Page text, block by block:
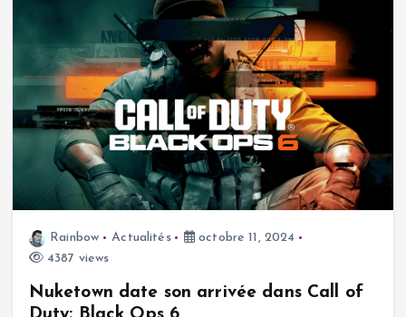
Rainbow Actualités
octobre 11, 2024
4387 views
Nuketown date son arrivée dans Call of